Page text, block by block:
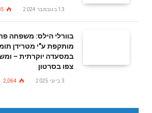
13 בנובמבר 2024
בוורלי הילס: משפחה
מותקפת ע"י מטרידן
במסעדה יוקרתית –
צפו בסרטון
3 ביוני 2025 2,064